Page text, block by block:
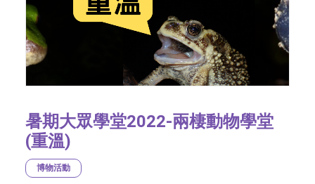
暑期大眾學堂2022-兩棲動物學堂
(重溫)
博物活動